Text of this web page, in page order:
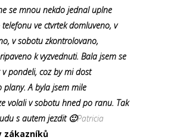
se mnou nekdo jednal uplne
ve ctvrtek domluveno, v
v sobotu zkontrolovano,
k vyzvednuti. Bala jsem se
pondeli, coz by mi dost
plany. A byla jsem mile
volali v sobotu hned po ranu. Tak
s autem jezdit 🙂Patricia
zákazníků